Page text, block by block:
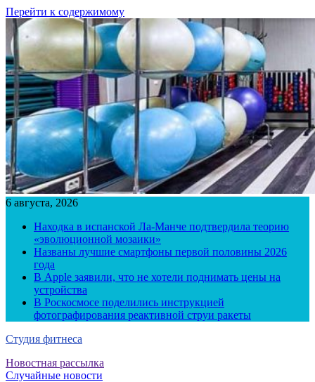
Перейти к содержимому
6 августа, 2026
Находка в испанской Ла-Манче подтвердила теорию
«эволюционной мозаики»
Названы лучшие смартфоны первой половины 2026
года
В Apple заявили, что не хотели поднимать цены на
устройства
В Роскосмосе поделились инструкцией
фотографирования реактивной струи ракеты
Студия фитнеса
Новостная рассылка
Случайные новости